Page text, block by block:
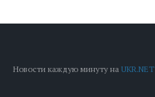
Новости каждую минуту наUKR.NET